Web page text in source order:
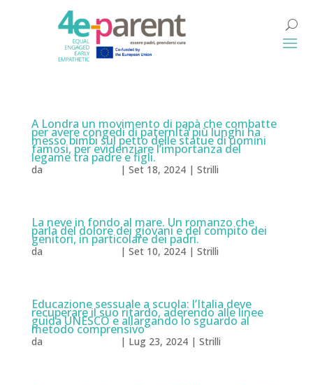
A Londra un movimento di papà che combatte
per avere congedi di paternità più lunghi ha
messo bimbi sul petto delle statue di uomini
famosi, per evidenziare l’importanza del
legame tra padre e figli.
da | Set 18, 2024| Strilli
La neve in fondo al mare. Un romanzo che
parla del dolore dei giovani e del compito dei
genitori, in particolare dei padri.
da | Set 10, 2024| Strilli
Educazione sessuale a scuola: l’Italia deve
recuperare il suo ritardo, aderendo alle linee
guida UNESCO e allargando lo sguardo al
metodo comprensivo
da | Lug 23, 2024| Strilli